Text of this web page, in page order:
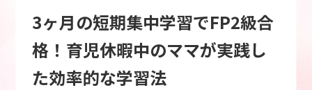
3ヶ月の短期集中学習でFP2級合
格！育児休暇中のママが実践し
た効率的な学習法